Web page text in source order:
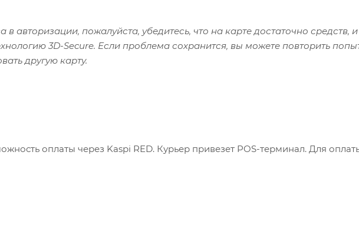
авторизации, пожалуйста, убедитесь, что на карте достаточно средств, и
3D-Secure. Если проблема сохранится, вы можете повторить
другую карту.
оплаты через Kaspi RED. Курьер привезет POS-терминал. Для